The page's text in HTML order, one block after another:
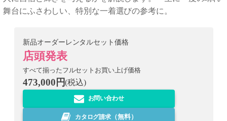
舞台にふさわしい、特別な一着選びの参考に。
新品オーダーレンタルセット価格
店頭発表
すべて揃ったフルセットお買い上げ価格
473,000円(税込)
お問い合わせ
カタログ請求 （無料）